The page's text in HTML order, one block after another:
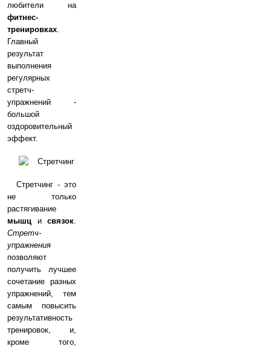
любители на
фитнес-
тренировках.
Главный
результат
выполнения
регулярных
стретч-
упражнений -
большой
оздоровительный
эффект.
Стретчинг - это
не только
растягивание
мышц и связок.
Стретч-
упражнения
позволяют
получить лучшее
сочетание разных
упражнений, тем
самым повысить
результативность
тренировок, и,
кроме того,